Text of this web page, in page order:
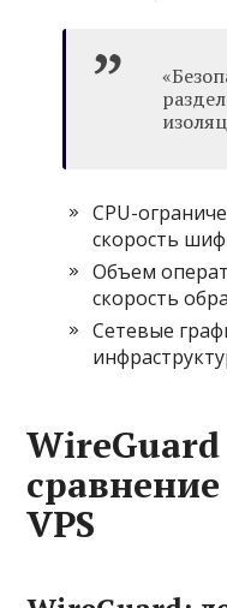
CPU-
скорость
Объем
скорость
Сетевые
VPS